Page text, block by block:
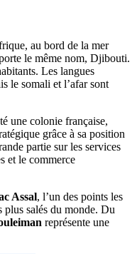
au bord de la mer
le même nom, Djibouti.
Les langues
le somali et l’afar sont
une colonie française,
grâce à sa position
partie sur les services
et le commerce
Assal, l’un des points les
plus salés du monde. Du
représente une